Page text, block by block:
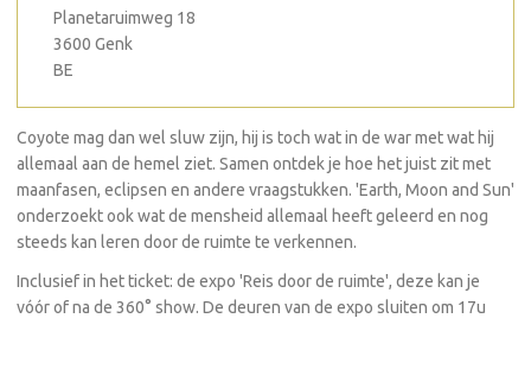
Planetaruimweg 18
3600 Genk
BE
Coyote mag dan wel sluw zijn, hij is toch wat in de war met wat hij
allemaal aan de hemel ziet. Samen ontdek je hoe het juist zit met
maanfasen, eclipsen en andere vraagstukken. 'Earth, Moon and Sun'
onderzoekt ook wat de mensheid allemaal heeft geleerd en nog
steeds kan leren door de ruimte te verkennen.
Inclusief in het ticket: de expo 'Reis door de ruimte', deze kan je
vóór of na de 360° show. De deuren van de expo sluiten om 17u